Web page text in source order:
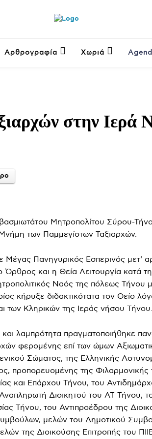
Αρθρογραφία Χωριά
στην Ιερά
Μητροπολίτου Σύρου-
των Παμμεγίστων Ταξιαρχών.
Πανηγυρικός Εσπερινός μετ’
και η Θεία Λειτουργία κατά
Ναός της πόλεως Τήνου
κήρυξε διδακτικότατα τον Θείο
των Κληρικών της Ιεράς νήσου Τήνου.
λαμπρότητα πραγματοποιήθηκε
φερομένης επί των ώμων
Σώματος, της Ελληνικής
προπορευομένης της Φιλαρμονικής
και Επάρχου Τήνου, του
Διοικητού του ΑΤ Τήνου,
Τήνου, του Αντιπροέδρου της
μελών του Δημοτικού
της Διοικούσης Επιτροπής του